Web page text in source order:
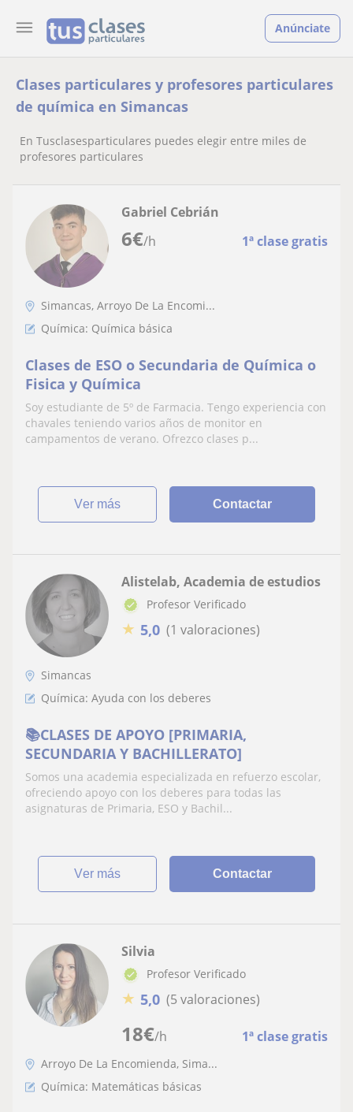
Anúnciate
Clases particulares y profesores particulares
de química en Simancas
En Tusclasesparticulares puedes elegir entre miles de
profesores particulares
6€/h 1ª clase gratis
Gabriel Cebrián
Simancas, Arroyo De La Encomi...
Química: Química básica
Clases de ESO o Secundaria de Química o
Fisica y Química
Soy estudiante de 5º de Farmacia. Tengo experiencia con
chavales teniendo varios años de monitor en
campamentos de verano. Ofrezco clases p...
ver más Contactar
Alistelab, Academia de estudios
Profesor Verificado
★ 5,0 (1 valoraciones)
Simancas
Química: Ayuda con los deberes
📚CLASES DE APOYO [PRIMARIA,
SECUNDARIA Y BACHILLERATO]
Somos una academia especializada en refuerzo escolar,
ofreciendo apoyo con los deberes para todas las
asignaturas de Primaria, ESO y Bachil...
ver más Contactar
18€/h 1ª clase gratis
Silvia
Profesor Verificado
★ 5,0 (5 valoraciones)
Arroyo De La Encomienda, Sima...
Química: Matemáticas básicas